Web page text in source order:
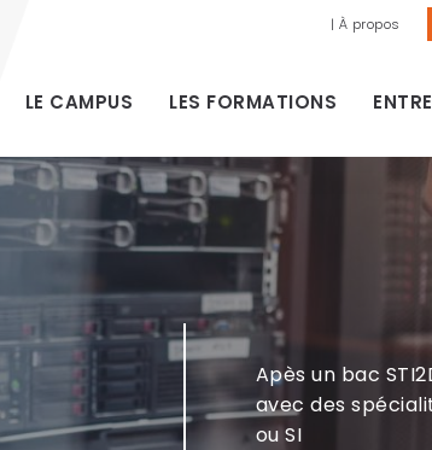
| À propos
LE CAMPUS LES FORMATIONS
Apès un bac
avec des
ou SI